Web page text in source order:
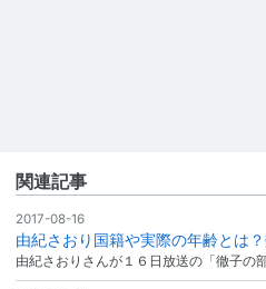
関連記事
2017-08-16
由紀さおり国籍や実際の年齢とは
由紀さおりさんが１６日放送の「徹子の